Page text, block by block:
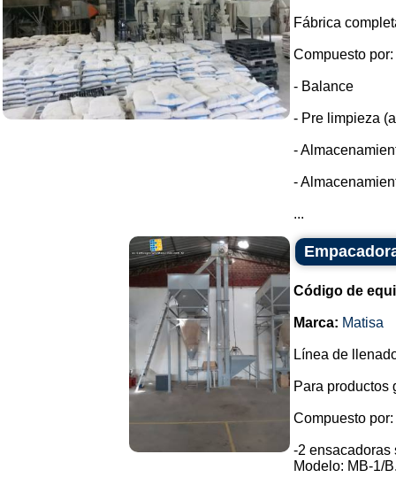
Fábrica
Compuesto por:
- Balance
- Pre limpieza
-
-
...
Código de
Marca: Matisa
Línea de
Para productos
Compuesto por:
-2 ensacadoras
Modelo: MB-1/